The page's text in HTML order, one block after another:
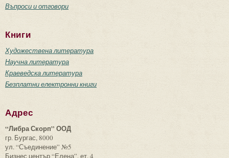
Въпроси и отговори
Книги
Художествена литература
Научна литература
Краеведска литература
Безплатни електронни книги
Адрес
“Либра Скорп” ООД
гр. Бургас, 8000
ул. “Съединение” №5
Бизнес център “Елена”, ет. 4